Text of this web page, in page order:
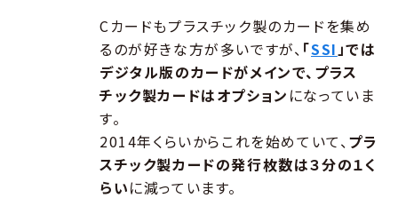
Cカードもプラスチック製のカードを集め
るのが好きな方が多いですが、 「SSI 」では
デジタル版のカードがメインで、プラス
チック製カードはオプション になっていま
す。
2014年くらいからこれを始めていて、 プラ
スチック製カードの発行枚数は３分の１く
らいに減っています。